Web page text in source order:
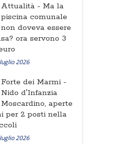
Attualità - Ma la
piscina comunale
non doveva essere
ora servono 3
2026
Forte dei Marmi -
Nido d'Infanzia
Moscardino, aperte
per 2 posti nella
2026